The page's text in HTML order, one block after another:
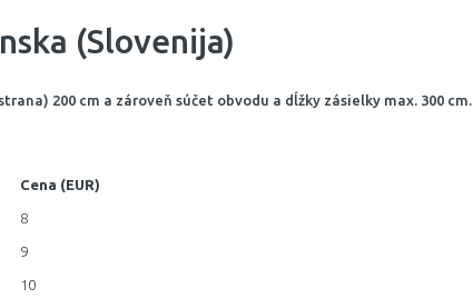
(Slovenija)
200 cm a zároveň súčet obvodu a dĺžky zásielky max. 300 cm.
Cena (EUR)
8
9
10